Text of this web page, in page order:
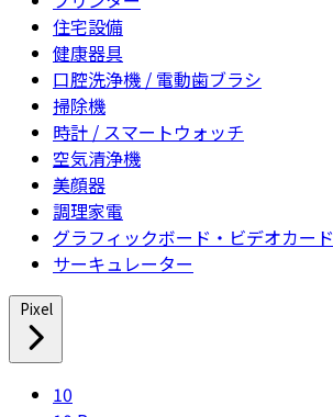
住宅設備
健康器具
口腔洗浄機 / 電動歯ブラシ
掃除機
時計 / スマートウォッチ
空気清浄機
美顔器
調理家電
グラフィックボード・ビデオカード
サーキュレーター
Pixel
10